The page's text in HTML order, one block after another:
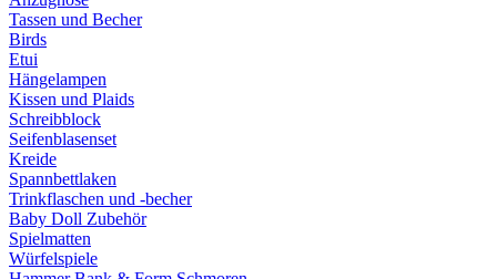
Tassen und Becher
Birds
Etui
Hängelampen
Kissen und Plaids
Schreibblock
Seifenblasenset
Kreide
Spannbettlaken
Trinkflaschen und -becher
Baby Doll Zubehör
Spielmatten
Würfelspiele